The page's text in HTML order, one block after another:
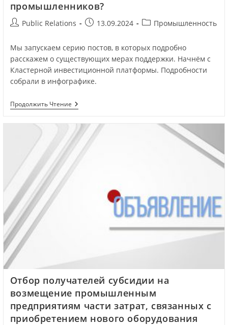
промышленников?
Public Relations 13.09.2024 Промышленность
Мы запускаем серию постов, в которых подробно
расскажем о существующих мерах поддержки. Начнём с
Кластерной инвестиционной платформы. Подробности
собрали в инфографике.
Продолжить Чтение
Отбор получателей субсидии на
возмещение промышленным
предприятиям части затрат, связанных с
приобретением нового оборудования